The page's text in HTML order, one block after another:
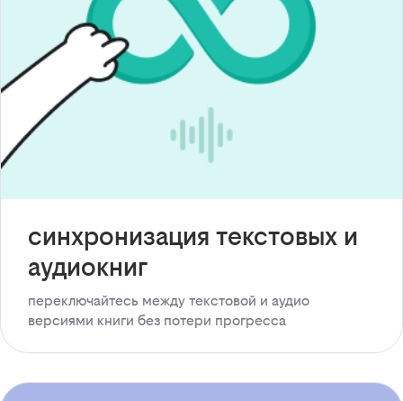
синхронизация текстовых и
аудиокниг
переключайтесь между текстовой и аудио
версиями книги без потери прогресса